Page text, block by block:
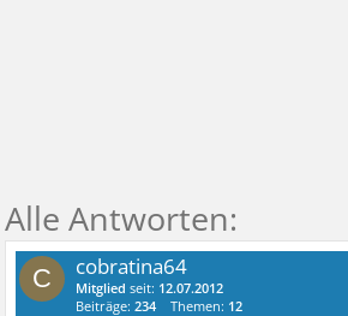
C cobratina64
Mitglied seit: 12.07.2012
Beiträge:234 Themen: 12